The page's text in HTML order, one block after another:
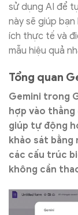
sử dụng AI để
này sẽ giúp bạn
ích thực tế và
mẫu hiệu quả
Tổng quan
Gemini trong
hợp vào thẳng
giúp tự động
khảo sát bằng
các cấu trúc
không cần